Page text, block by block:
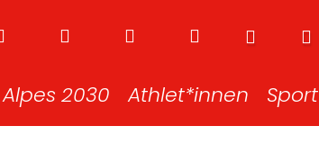
Alpes 2030 Athlet*innen Sport